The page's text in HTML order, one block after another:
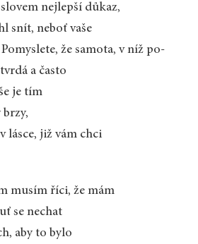
nejlepší důkaz,
snít, neboť vaše
že samota, v níž po-
a často
je tím
lásce, již vám chci
musím říci, že mám
se nechat
aby to bylo